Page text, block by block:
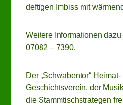
deftigen Imbiss mit
Weitere Informationen dazu
07082 – 7390.
Der „Schwabentor“ Heimat-
Geschichtsverein, der
die Stammtischstrategen